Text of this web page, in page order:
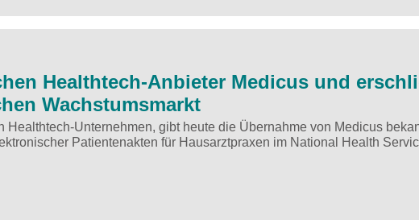
Healthtech-Anbieter Medicus und
Wachstumsmarkt
Unternehmen, gibt heute die Übernahme von Medicus
Patientenakten für Hausarztpraxen im National Health